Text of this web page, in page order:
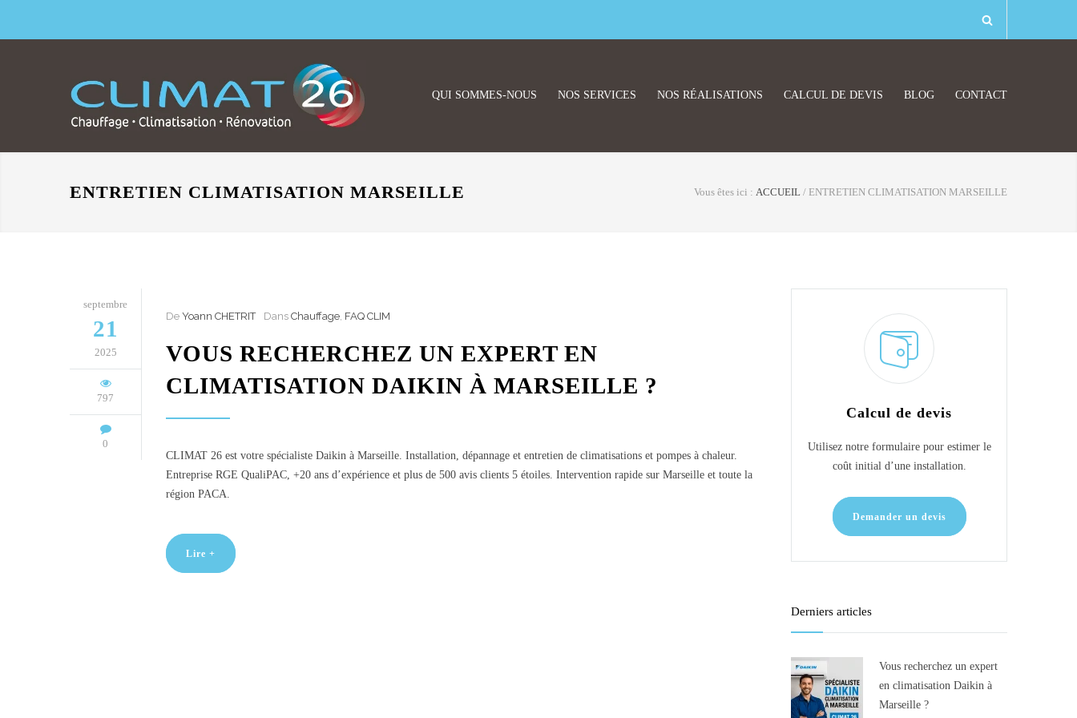
QUI SOMMES-NOUS NOS SERVICES NOS RÉALISATIONS CALCUL DE DEVIS BLOG CONTACT
ENTRETIEN CLIMATISATION MARSEILLE Vous êtes ici : ACCUEIL / ENTRETIEN CLIMATISATION MARSEILLE
septembre
21
2025
797
0
De Yoann CHETRIT Dans Chauffage, FAQ CLIM
VOUS RECHERCHEZ UN EXPERT EN
CLIMATISATION DAIKIN À MARSEILLE ?
CLIMAT 26 est votre spécialiste Daikin à Marseille. Installation, dépannage et entretien de climatisations et pompes à chaleur.
Entreprise RGE QualiPAC, +20 ans d’expérience et plus de 500 avis clients 5 étoiles. Intervention rapide sur Marseille et toute la
région PACA.
Lire +
Calcul de devis
Utilisez notre formulaire pour estimer le
coût initial d’une installation.
Demander un devis
Derniers articles
Vous recherchez un expert
en climatisation Daikin à
Marseille ?